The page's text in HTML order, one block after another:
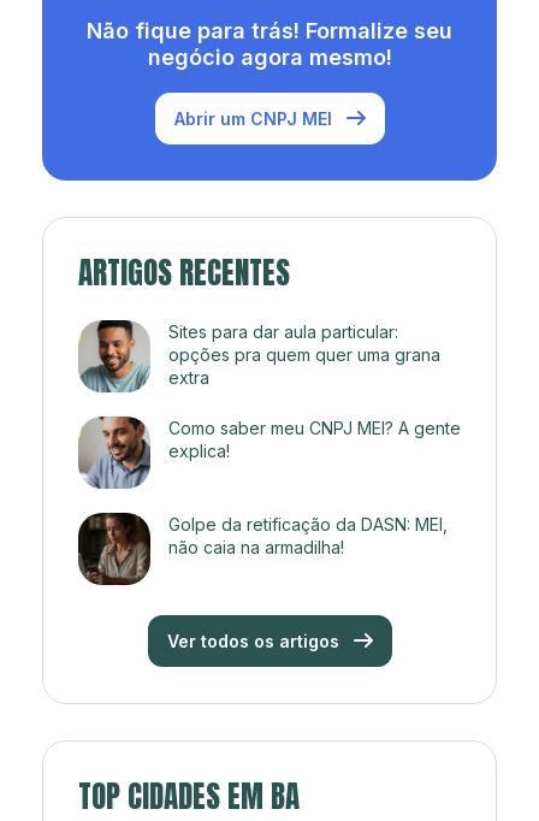
Não fique para trás! Formalize seu
negócio agora mesmo!
Abrir um CNPJ MEI
ARTIGOS RECENTES
Sites para dar aula particular:
opções pra quem quer uma grana
extra
Como saber meu CNPJ MEI? A gente
explica!
Golpe da retificação da DASN: MEI,
não caia na armadilha!
Ver todos os artigos
TOP CIDADES EM BA